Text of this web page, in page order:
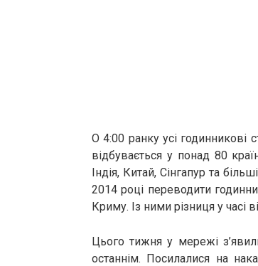
О 4:00 ранку усі годинникові
відбувається у понад 80
Індія, Китай, Сінгапур та
2014 році переводити
Криму. Із ними різниця у часі
Цього тижня у мережі
останнім. Посилалися на